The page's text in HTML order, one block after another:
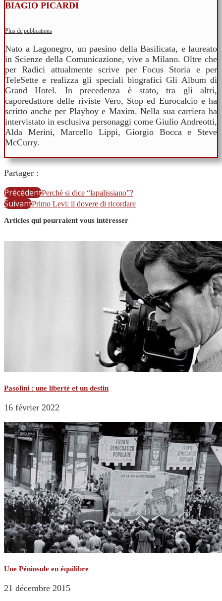
BIAGIO PICARDI
Plus de publications
Nato a Lagonegro, un paesino della Basilicata, e laureato
in Scienze della Comunicazione, vive a Milano. Oltre che
per Radici attualmente scrive per Focus Storia e per
TeleSette e realizza gli speciali biografici Gli Album di
Grand Hotel. In precedenza è stato, tra gli altri,
caporedattore delle riviste Vero, Stop ed Eurocalcio e ha
scritto anche per Playboy e Maxim. Nella sua carriera ha
intervistato in esclusiva personaggi come Giulio Andreotti,
Alda Merini, Marcello Lippi, Giorgio Bocca e Steve
McCurry.
Partager :
PrécédentPerché si dice “lapalissiano”?
SuivantPrimo Levi: il dovere di ricordare
Articles qui pourraient vous intéresser
Pasolini : une liberté et un destin
16 février 2022
Une Péninsule en équilibre
21 décembre 2015